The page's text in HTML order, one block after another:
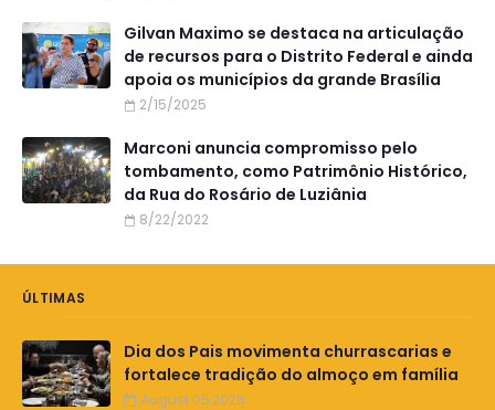
Gilvan Maximo se destaca na articulação
de recursos para o Distrito Federal e ainda
apoia os municípios da grande Brasília
2/15/2025
Marconi anuncia compromisso pelo
tombamento, como Patrimônio Histórico,
da Rua do Rosário de Luziânia
8/22/2022
ÚLTIMAS
Dia dos Pais movimenta churrascarias e
fortalece tradição do almoço em família
August 05,2026